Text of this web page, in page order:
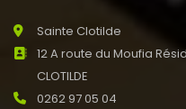
Sainte Clotilde
12 A route du Moufia
CLOTILDE
0262 97 05 04